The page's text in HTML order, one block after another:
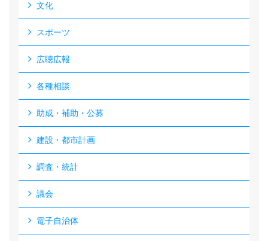
文化
スポーツ
広聴広報
各種相談
助成・補助・公募
建設・都市計画
調査・統計
議会
電子自治体